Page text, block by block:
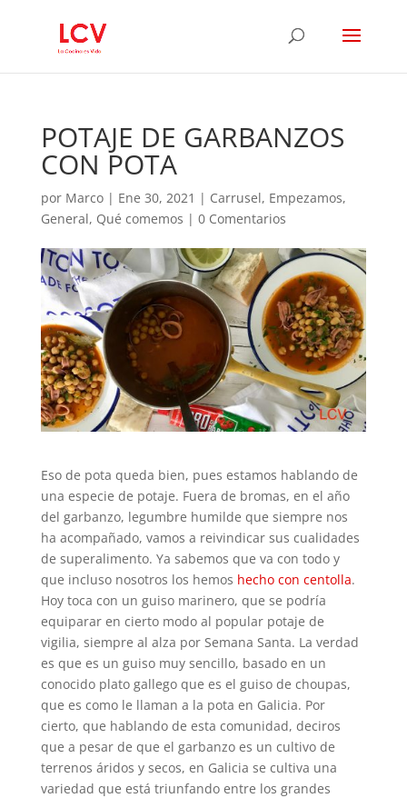
POTAJE DE GARBANZOS
CON POTA
por Marco| Ene 30, 2021 | Carrusel, Empezamos,
General, Qué comemos | 0 Comentarios
Eso de pota queda bien, pues estamos hablando de
una especie de potaje. Fuera de bromas, en el año
del garbanzo, legumbre humilde que siempre nos
ha acompañado, vamos a reivindicar sus cualidades
de superalimento. Ya sabemos que va con todo y
que incluso nosotros los hemos hecho con centolla.
Hoy toca con un guiso marinero, que se podría
equiparar en cierto modo al popular potaje de
vigilia, siempre al alza por Semana Santa. La verdad
es que es un guiso muy sencillo, basado en un
conocido plato gallego que es el guiso de choupas,
que es como le llaman a la pota en Galicia. Por
cierto, que hablando de esta comunidad, deciros
que a pesar de que el garbanzo es un cultivo de
terrenos áridos y secos, en Galicia se cultiva una
variedad que está triunfando entre los grandes